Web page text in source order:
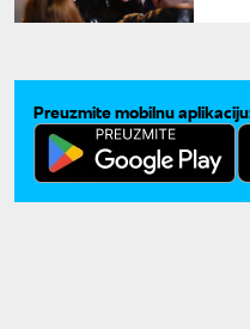
Preuzmite mobilnu